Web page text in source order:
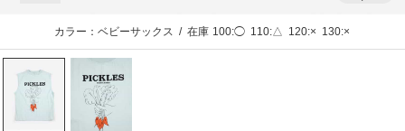
カラー：ベビーサックス / 在庫 100:◯ 110:△ 120:× 130:×